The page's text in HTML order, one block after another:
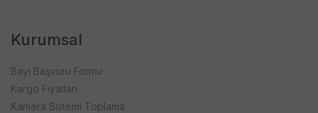
Kurumsal
Bayi Başvuru Formu
Kargo Fiyatları
Kamera Sistemi Toplama